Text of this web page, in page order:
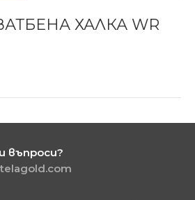
ХАЛКА WR
въпроси?